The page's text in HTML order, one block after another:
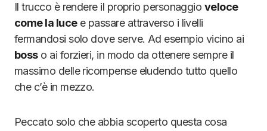
Il trucco è rendere il proprio personaggio veloce
come la lucee passare attraverso i livelli
fermandosi solo dove serve. Ad esempio vicino ai
bosso ai forzieri, in modo da ottenere sempre il
massimo delle ricompense eludendo tutto quello
che c’è in mezzo.
Peccato solo che abbia scoperto questa cosa